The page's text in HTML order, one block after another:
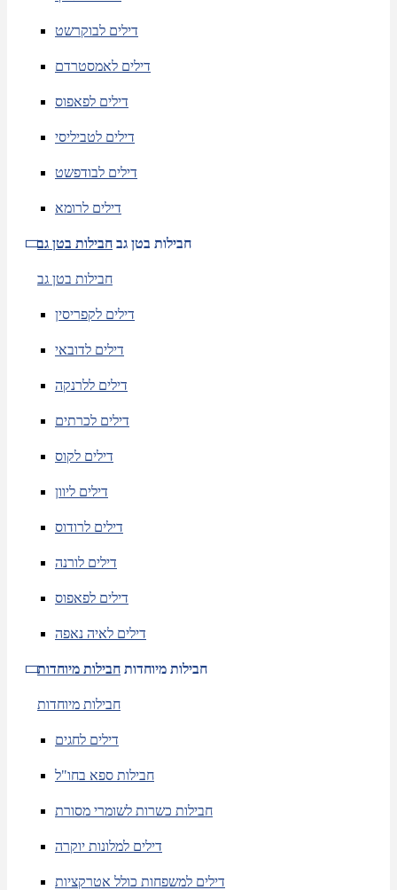
דילים לבוקרשט
דילים לאמסטרדם
דילים לפאפוס
דילים לטביליסי
דילים לבודפשט
דילים לרומא
חבילות בטן גב חבילות בטן גב
חבילות בטן גב
דילים לקפריסין
דילים לדובאי
דילים ללרנקה
דילים לכרתים
דילים לקוס
דילים ליוון
דילים לרודוס
דילים לורנה
דילים לפאפוס
דילים לאיה נאפה
חבילות מיוחדות חבילות מיוחדות
חבילות מיוחדות
דילים לחגים
חבילות ספא בחו"ל
חבילות כשרות לשומרי מסורת
דילים למלונות יוקרה
דילים למשפחות כולל אטרקציות